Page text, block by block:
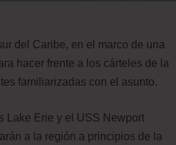
del Caribe, en el marco de una
hacer frente a los cárteles de la
familiarizadas con el asunto.
Lake Erie y el USS Newport
a la región a principios de la